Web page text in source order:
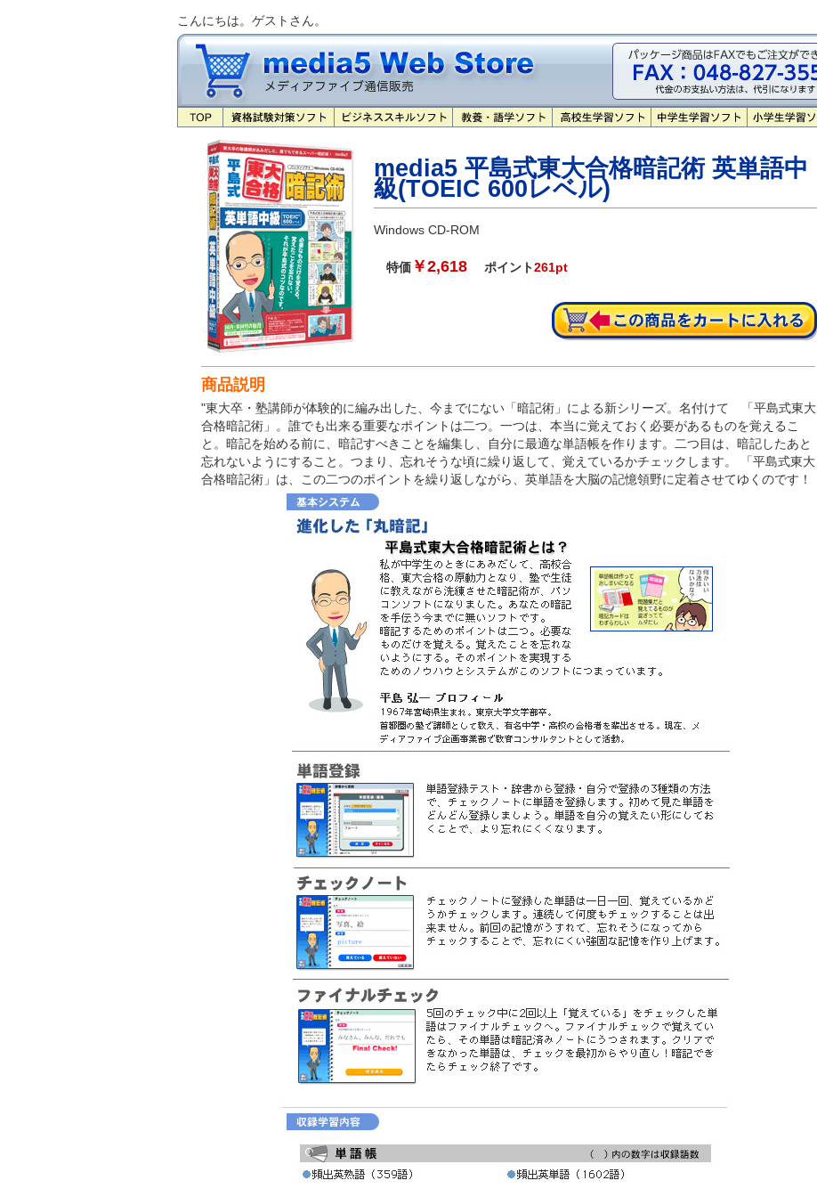
こんにちは。ゲストさん。
media5 平島式東大合格暗記術 英単語中
級(TOEIC 600レベル)
Windows CD-ROM
特価 ￥2,618 ポイント261pt
商品説明
"東大卒・塾講師が体験的に編み出した、今までにない「暗記術」による新シリーズ。名付けて 「平島式東大
合格暗記術」。誰でも出来る重要なポイントは二つ。一つは、本当に覚えておく必要があるものを覚えるこ
と。暗記を始める前に、暗記すべきことを編集し、自分に最適な単語帳を作ります。二つ目は、暗記したあと
忘れないようにすること。つまり、忘れそうな頃に繰り返して、覚えているかチェックします。 「平島式東大
合格暗記術」は、この二つのポイントを繰り返しながら、英単語を大脳の記憶領野に定着させてゆくのです！